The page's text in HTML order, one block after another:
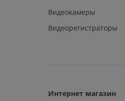
Видеокамеры
Видеорегистраторы
Интернет магазин